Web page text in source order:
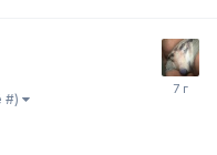
#)